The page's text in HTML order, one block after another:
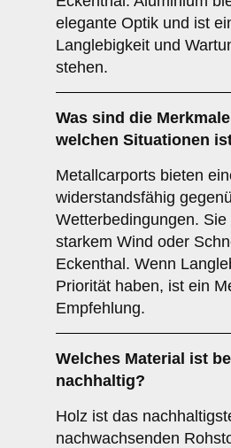
elegante Optik und ist
Langlebigkeit und
stehen.
Was sind die
welchen Situationen
Metallcarports bieten
widerstandsfähig
Wetterbedingungen.
starkem Wind oder
Eckenthal. Wenn
Priorität haben, ist ein
Empfehlung.
Welches Material ist
nachhaltig?
Holz ist das
nachwachsenden